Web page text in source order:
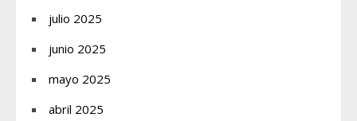
julio 2025
junio 2025
mayo 2025
abril 2025